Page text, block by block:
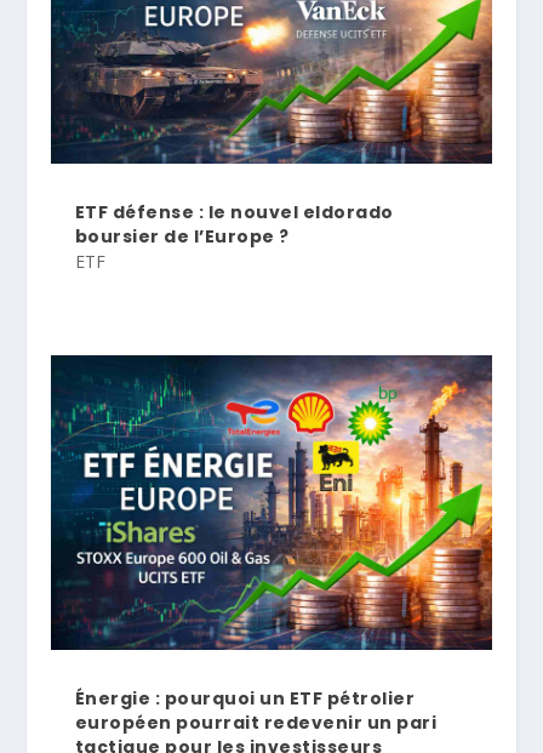
ETF défense : le nouvel eldorado
boursier de l’Europe ?
ETF
Énergie : pourquoi un ETF pétrolier
européen pourrait redevenir un pari
tactique pour les investisseurs